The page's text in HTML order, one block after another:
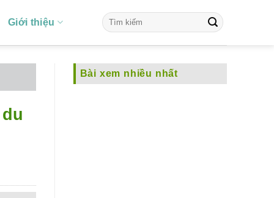
Giới thiệu
Bài xem nhiều nhất